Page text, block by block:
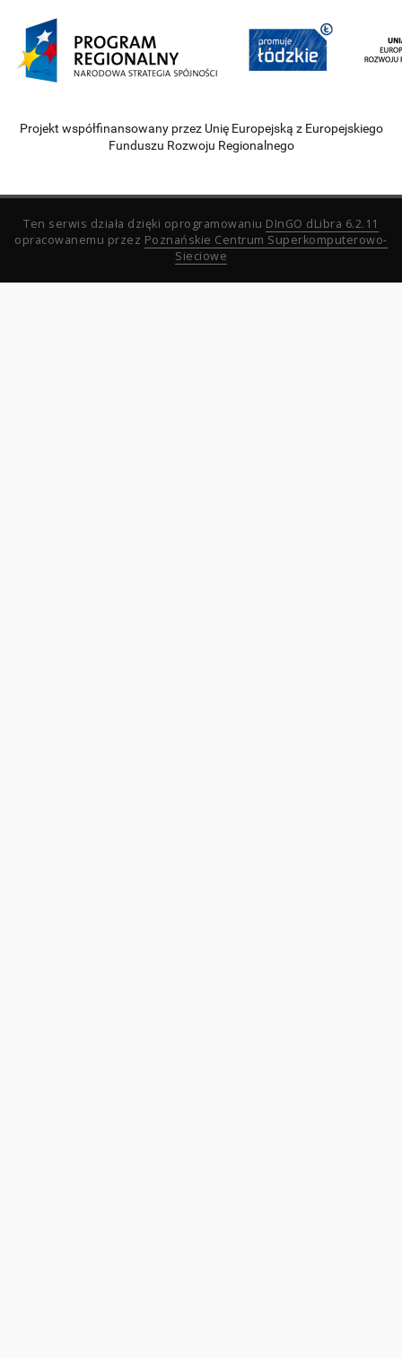
Projekt współfinansowany przez Unię Europejską z Europejskiego
Funduszu Rozwoju Regionalnego
Ten serwis działa dzięki oprogramowaniu DInGO dLibra 6.2.11
opracowanemu przez Poznańskie Centrum Superkomputerowo-
Sieciowe